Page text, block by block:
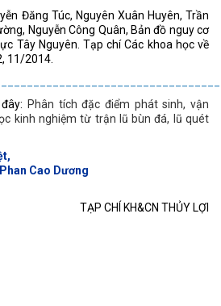
Đăng Túc, Nguyên Xuân Huyên, Trần
Nguyễn Công Quân, Bản đồ nguy cơ
Tây Nguyên. Tạp chí Các khoa học về
11/2014.
Phân tích đặc điểm phát sinh, vận
kinh nghiệm từ trận lũ bùn đá, lũ quét
Cao Dương
TẠP CHÍ KH&CN THỦY LỢI